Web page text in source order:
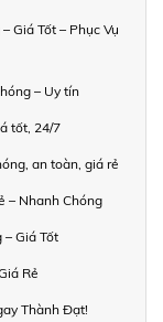
Giá Tốt – Phục Vụ
– Uy tín
tốt, 24/7
an toàn, giá rẻ
– Nhanh Chóng
– Giá Tốt
Rẻ
Thành Đạt!